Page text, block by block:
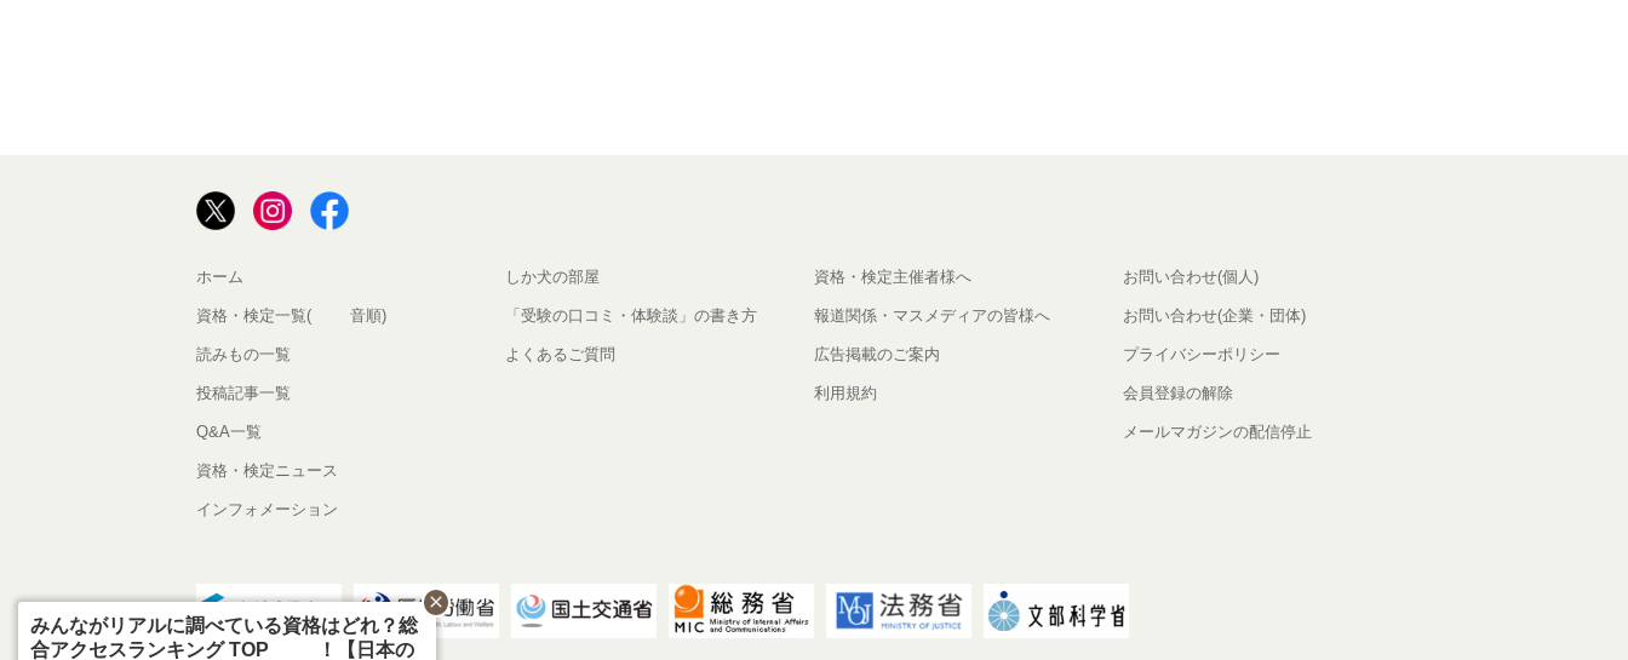
ホーム
資格・検定一覧(50音順)
読みもの一覧
投稿記事一覧
Q&A一覧
資格・検定ニュース
インフォメーション
しか犬の部屋
「受験の口コミ・体験談」の書き方
よくあるご質問
資格・検定主催者様へ
報道関係・マスメディアの皆様へ
広告掲載のご案内
利用規約
お問い合わせ(個人)
お問い合わせ(企業・団体)
プライバシーポリシー
会員登録の解除
メールマガジンの配信停止
みんながリアルに調べている資格はどれ？総
合アクセスランキング TOP10！【日本の
close